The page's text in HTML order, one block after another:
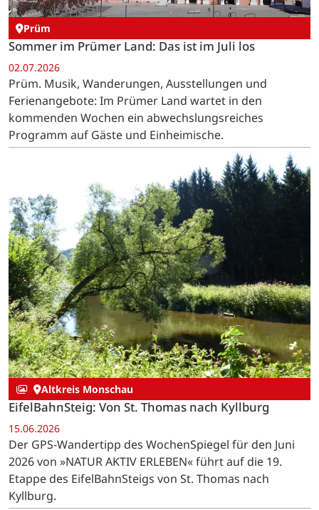
Prüm
Sommer im Prümer Land: Das ist im Juli los
02.07.2026
Prüm. Musik, Wanderungen, Ausstellungen und
Ferienangebote: Im Prümer Land wartet in den
kommenden Wochen ein abwechslungsreiches
Programm auf Gäste und Einheimische.
Altkreis Monschau
EifelBahnSteig: Von St. Thomas nach Kyllburg
15.06.2026
Der GPS-Wandertipp des WochenSpiegel für den Juni
2026 von »NATUR AKTIV ERLEBEN« führt auf die 19.
Etappe des EifelBahnSteigs von St. Thomas nach
Kyllburg.